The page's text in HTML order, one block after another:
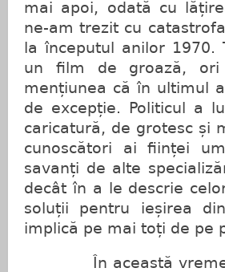
mai apoi, odată cu
ne-am trezit cu
la începutul anilor
un film de groază,
mențiunea că în ultimul
de excepție. Politicul a
caricatură, de grotesc și
cunoscători ai ființei
savanți de alte
decât în a le descrie
soluții pentru ieșirea
implică pe mai toți de pe
În această vreme,